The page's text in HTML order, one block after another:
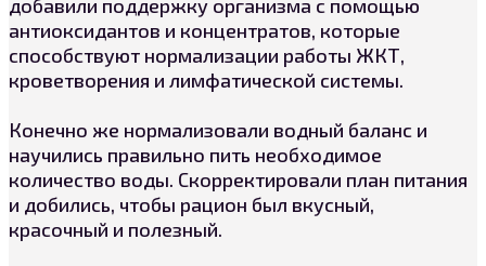
добавили поддержку организма с помощью
антиоксидантов и концентратов, которые
способствуют нормализации работы ЖКТ,
кроветворения и лимфатической системы.
Конечно же нормализовали водный баланс и
научились правильно пить необходимое
количество воды. Скорректировали план питания
и добились, чтобы рацион был вкусный,
красочный и полезный.